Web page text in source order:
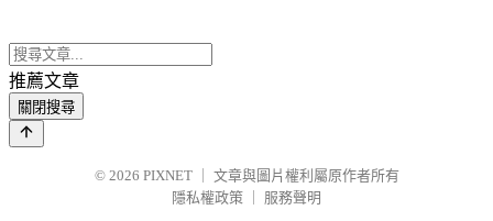
推薦文章
關閉搜尋
© 2026 PIXNET
文章與圖片權利屬原作者所有
隱私權政策
服務聲明